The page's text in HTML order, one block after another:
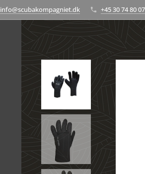
info@scubakompagniet.dk +45 30 74 80 07